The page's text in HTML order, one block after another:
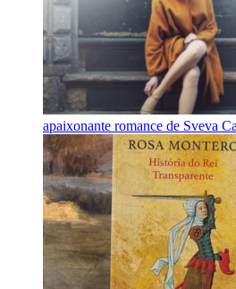
apaixonante romance de Sveva